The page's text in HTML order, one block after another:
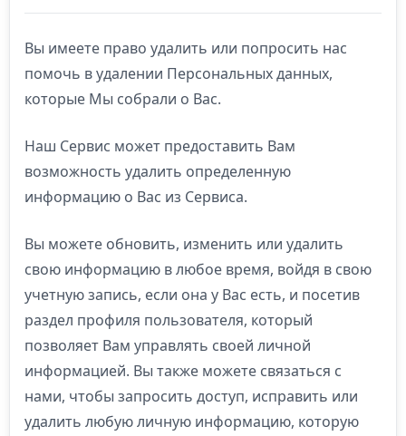
Вы имеете право удалить или попросить нас
помочь в удалении Персональных данных,
которые Мы собрали о Вас.
Наш Сервис может предоставить Вам
возможность удалить определенную
информацию о Вас из Сервиса.
Вы можете обновить, изменить или удалить
свою информацию в любое время, войдя в свою
учетную запись, если она у Вас есть, и посетив
раздел профиля пользователя, который
позволяет Вам управлять своей личной
информацией. Вы также можете связаться с
нами, чтобы запросить доступ, исправить или
удалить любую личную информацию, которую